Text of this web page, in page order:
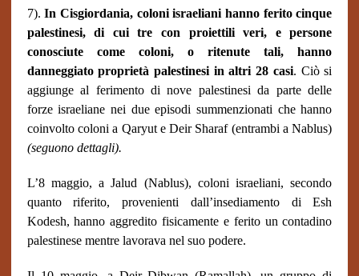
7).In Cisgiordania, coloni israeliani hanno ferito cinque
palestinesi, di cui tre con proiettili veri, e persone
conosciute come coloni, o ritenute tali, hanno
danneggiato proprietà palestinesi in altri 28 casi. Ciò si
aggiunge al ferimento di nove palestinesi da parte delle
forze israeliane nei due episodi summenzionati che hanno
coinvolto coloni a Qaryut e Deir Sharaf (entrambi a Nablus)
(seguono dettagli).
L’8 maggio, a Jalud (Nablus), coloni israeliani, secondo
quanto riferito, provenienti dall’insediamento di Esh
Kodesh, hanno aggredito fisicamente e ferito un contadino
palestinese mentre lavorava nel suo podere.